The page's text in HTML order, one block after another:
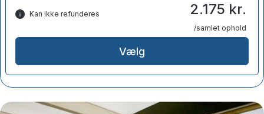
Kan ikke refunderes 2.175 kr.
/samlet ophold
Vælg